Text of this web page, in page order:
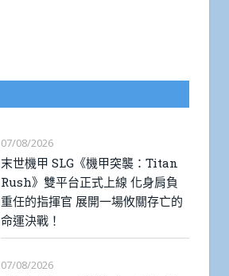
07/08/2026
末世機甲 SLG《機甲突襲：Titan
Rush》雙平台正式上線 化身肩負
重任的指揮官 展開一場攸關存亡的
命運決戰！
07/08/2026